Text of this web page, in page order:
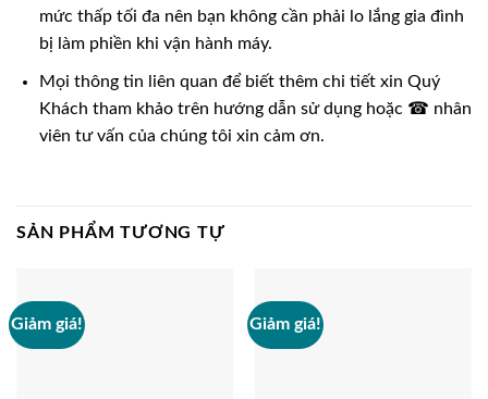
mức thấp tối đa nên bạn không cần phải lo lắng gia đình
bị làm phiền khi vận hành máy.
Mọi thông tin liên quan để biết thêm chi tiết xin Quý
Khách tham khảo trên hướng dẫn sử dụng hoặc ☎ nhân
viên tư vấn của chúng tôi xin cảm ơn.
SẢN PHẨM TƯƠNG TỰ
Giảm giá! Giảm giá!